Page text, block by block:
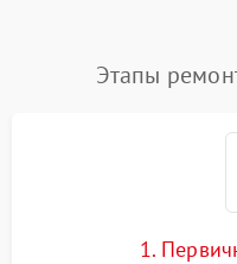
Общие поломки
Этапы
1.